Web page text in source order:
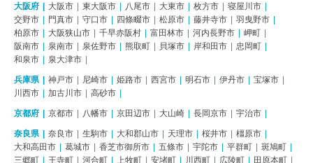
大阪府 大阪市 東大阪市 八尾市 大東市 枚方市
寝屋川市
交野市
門真市 守口市 四條畷市 松原市 藤井寺市
羽曳野市
柏原市
大阪狭山市 千早赤阪村 富田林市 河内長野市
岬町
阪南市
泉南市 泉佐野市 熊取町 貝塚市 岸和田市
忠岡町
和泉市
泉大津市
兵庫県 神戸市 尼崎市 姫路市 西宮市 明石市 伊丹市
宝塚市
川西市
加古川市 高砂市
京都府 京都市 八幡市 京田辺市 大山崎 長岡京市 宇治市
奈良県 奈良市 生駒市 大和郡山市 天理市 桜井市
橿原市
大和高田市
葛城市 香芝市御所市 五條市 宇陀市 平群町
斑鳩町
三郷町
王寺町 河合町 上牧町 安堵町 川西町 広陵町 田原本町